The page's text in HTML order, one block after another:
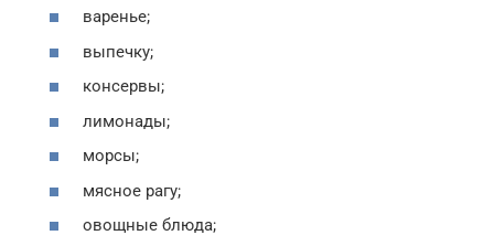
варенье;
выпечку;
консервы;
лимонады;
морсы;
мясное рагу;
овощные блюда;